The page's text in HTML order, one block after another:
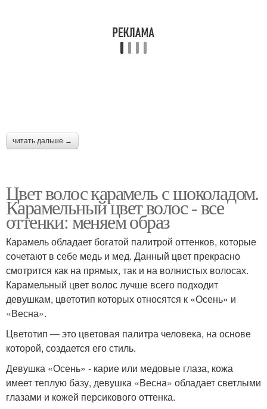
читать дальше →
Цвет волос карамель с шоколадом.
Карамельный цвет волос - все
оттенки: меняем образ
Карамель обладает богатой палитрой оттенков, которые
сочетают в себе медь и мед. Данный цвет прекрасно
смотрится как на прямых, так и на волнистых волосах.
Карамельный цвет волос лучше всего подходит
девушкам, цветотип которых относятся к «Осень» и
«Весна».
Цветотип — это цветовая палитра человека, на основе
которой, создается его стиль.
Девушка «Осень» - карие или медовые глаза, кожа
имеет теплую базу, девушка «Весна» обладает светлыми
глазами и кожей персикового оттенка.